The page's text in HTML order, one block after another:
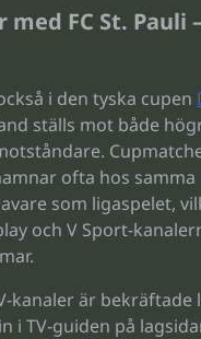
FC St. Pauli
i den tyska cupen
ställs mot både
ofta hos samma
som ligaspelet,
och V Sport-
kanaler är bekräftade
i TV-guiden på